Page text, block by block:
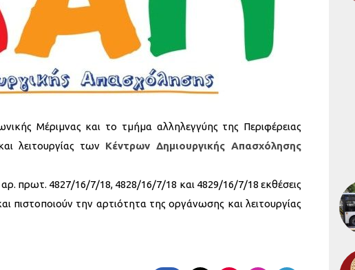
Μέριμνας και το τμήμα αλληλεγγύης της Περιφέρειας
λειτουργίας των Κέντρων Δημιουργικής Απασχόλησης
πρωτ. 4827/16/7/18, 4828/16/7/18 και 4829/16/7/18 εκθέσεις
την αρτιότητα της οργάνωσης και λειτουργίας